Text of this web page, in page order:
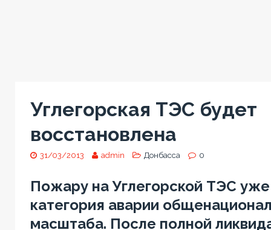
Углегорская ТЭС будет
восстановлена
31/03/2013 admin Донбасса 0
Пожару на Углегорской ТЭС
категория аварии
масштаба. После полной